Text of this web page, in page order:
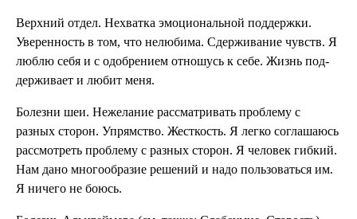
Верхний отдел. Нехватка эмоциональной поддержки.
Уверенность в том, что нелюбима. Сдер­живание чувств. Я
люблю себя и с одобрением отношусь к себе. Жизнь под­
держивает и любит меня.
Болезни шеи. Нежелание рассматривать проблему с
разных сторон. Упрямство. Жесткость. Я легко соглашаюсь
рассмот­реть проблему с разных сто­рон. Я человек гибкий.
Нам дано многообразие решений и надо пользоваться им.
Я ничего не боюсь.